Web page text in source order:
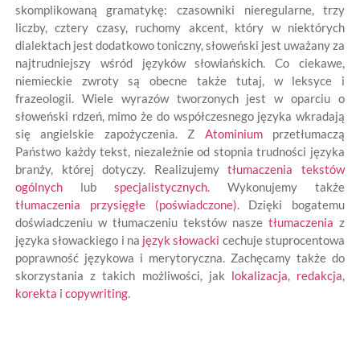
skomplikowaną gramatykę: czasowniki nieregularne, trzy
liczby, cztery czasy, ruchomy akcent, który w niektórych
dialektach jest dodatkowo toniczny, słoweński jest uważany za
najtrudniejszy wśród języków słowiańskich. Co ciekawe,
niemieckie zwroty są obecne także tutaj, w leksyce i
frazeologii. Wiele wyrazów tworzonych jest w oparciu o
słoweński rdzeń, mimo że do współczesnego języka wkradają
się angielskie zapożyczenia. Z Atominiumprzetłumaczą
Państwo każdy tekst, niezależnie od stopnia trudności języka
branży, której dotyczy. Realizujemytłumaczenia tekstów
ogólnychlub specjalistycznych . Wykonujemy także
tłumaczenia przysięgłe (poświadczone) . Dzięki bogatemu
doświadczeniu w tłumaczeniu tekstów naszetłumaczenia z
języka słowackiego i na język słowacki cechuje stuprocentowa
poprawność językowa i merytoryczna. Zachęcamy także do
skorzystania z takich możliwości, jak lokalizacja redakcja
korekta i copywriting.